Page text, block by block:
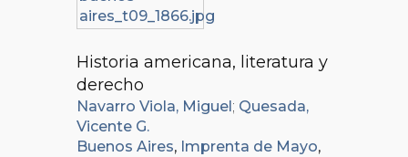
Historia americana, literatura y
derecho
Navarro Viola, Miguel ; Quesada,
Vicente G.
Buenos Aires, Imprenta de Mayo,